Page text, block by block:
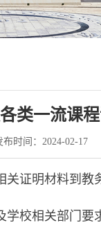
类一流课
布时间：2024-02-17
关证明材料到教
校相关部门要